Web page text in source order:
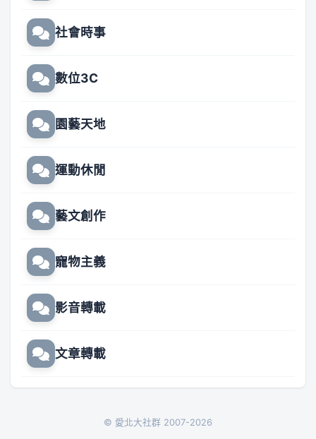
社會時事
數位3C
園藝天地
運動休閒
藝文創作
寵物主義
影音轉載
文章轉載
© 愛北大社群 2007-2026